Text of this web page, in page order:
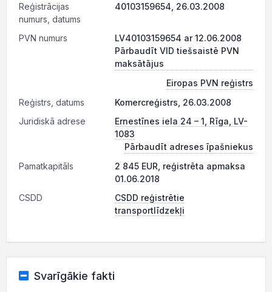
Reģistrācijas
numurs, datums
40103159654, 26.03.2008
PVN numurs
LV40103159654 ar 12.06.2008
Pārbaudīt VID tiešsaistē PVN
maksātājus
Eiropas PVN reģistrs
Reģistrs, datums
Komercreģistrs, 26.03.2008
Juridiskā adrese
Ernestīnes iela 24 – 1, Rīga, LV-
1083
Pārbaudīt adreses īpašniekus
Pamatkapitāls
2 845 EUR, reģistrēta apmaksa
01.06.2018
CSDD
CSDD reģistrētie
transportlīdzekļi
Svarīgākie fakti